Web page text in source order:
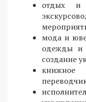
отдых и
мода и
одежды и
создание
книжное